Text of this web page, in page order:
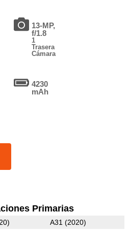
13-MP,
f/1.8
1
Trasera
Cámara
4230
mAh
Primarias
A31 (2020)